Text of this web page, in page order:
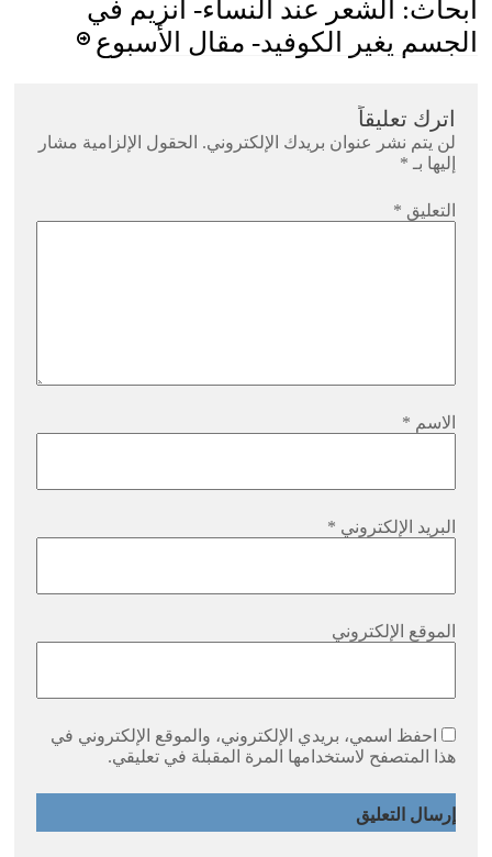
أبحاث: الشعر عند النساء- أنزيم في
الجسم يغير الكوفيد- مقال الأسبوع
اترك تعليقاً
لن يتم نشر عنوان بريدك الإلكتروني. الحقول الإلزامية مشار
إليها بـ *
التعليق *
الاسم *
البريد الإلكتروني *
الموقع الإلكتروني
احفظ اسمي، بريدي الإلكتروني، والموقع الإلكتروني في
هذا المتصفح لاستخدامها المرة المقبلة في تعليقي.